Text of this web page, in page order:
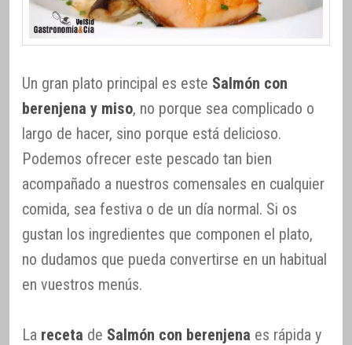
Un gran plato principal es este Salmón con
berenjena y miso, no porque sea complicado o
largo de hacer, sino porque está delicioso.
Podemos ofrecer este pescado tan bien
acompañado a nuestros comensales en cualquier
comida, sea festiva o de un día normal. Si os
gustan los ingredientes que componen el plato,
no dudamos que pueda convertirse en un habitual
en vuestros menús.
La receta de Salmón con berenjena es rápida y